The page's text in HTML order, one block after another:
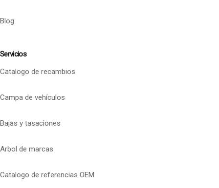
Blog
Servicios
Catalogo de recambios
Campa de vehículos
Bajas y tasaciones
Arbol de marcas
Catalogo de referencias OEM